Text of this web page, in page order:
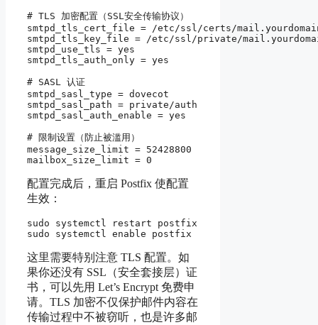
# TLS 加密配置（SSL安全传输协议）
smtpd_tls_cert_file = /etc/ssl/certs/
smtpd_tls_key_file = /etc/ssl/private/
smtpd_use_tls = yes
smtpd_tls_auth_only = yes
# SASL 认证
smtpd_sasl_type = dovecot
smtpd_sasl_path = private/auth
smtpd_sasl_auth_enable = yes
# 限制设置（防止被滥用）
message_size_limit = 52428800
配置完成后，重启 Postfix 使配置
生效：
sudo systemctl restart postfix
这里需要特别注意 TLS 配置。如
果你还没有 SSL（安全套接层）证
书，可以先用 Let’s Encrypt 免费申
请。TLS 加密不仅保护邮件内容在
传输过程中不被窃听，也是许多邮